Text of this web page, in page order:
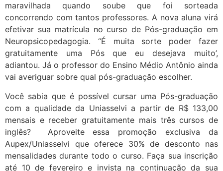
maravilhada quando soube que foi sorteada
concorrendo com tantos professores. A nova aluna virá
efetivar sua matrícula no curso de Pós-graduação em
Neuropsicopedagogia. “É muita sorte poder fazer
gratuitamente uma Pós que eu desejava muito’,
adiantou. Já o professor do Ensino Médio Antônio ainda
vai averiguar sobre qual pós-graduação escolher.
Você sabia que é possível cursar uma Pós-graduação
com a qualidade da Uniasselvi a partir de R$ 133,00
mensais e receber gratuitamente mais três cursos de
inglês? Aproveite essa promoção exclusiva da
Aupex/Uniasselvi que oferece 30% de desconto nas
mensalidades durante todo o curso. Faça sua inscrição
até 10 de fevereiro e invista na continuação da sua